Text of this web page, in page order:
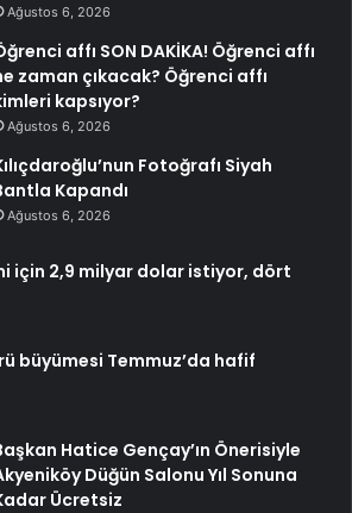
Ağustos 6, 2026
affı SON DAKİKA! Öğrenci affı
zaman çıkacak? Öğrenci affı
kapsıyor?
Ağustos 6, 2026
Fotoğrafı Siyah
Kapandı
Ağustos 6, 2026
için 2,9 milyar dolar istiyor, dört
büyümesi Temmuz’da hafif
Hatice Gençay’ın Önerisiyle
Düğün Salonu Yıl Sonuna
Ücretsiz